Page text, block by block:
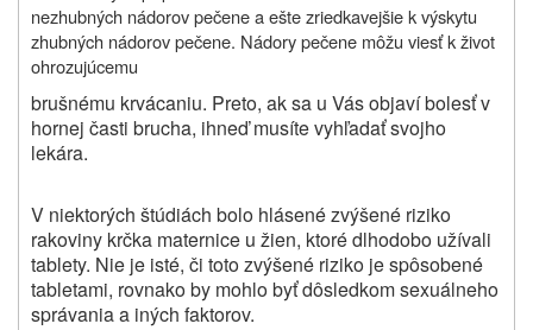
nezhubných nádorov pečene a ešte zriedkavejšie k výskytu
zhubných nádorov pečene. Nádory pečene môžu viesť k život
ohrozujúcemu
brušnému krvácaniu. Preto, ak sa u Vás objaví bolesť v
hornej časti brucha, ihneď musíte vyhľadať svojho
lekára.
V niektorých štúdiách bolo hlásené zvýšené riziko
rakoviny krčka maternice u žien, ktoré dlhodobo užívali
tablety. Nie je isté, či toto zvýšené riziko je spôsobené
tabletami, rovnako by mohlo byť dôsledkom sexuálneho
správania a iných faktorov.